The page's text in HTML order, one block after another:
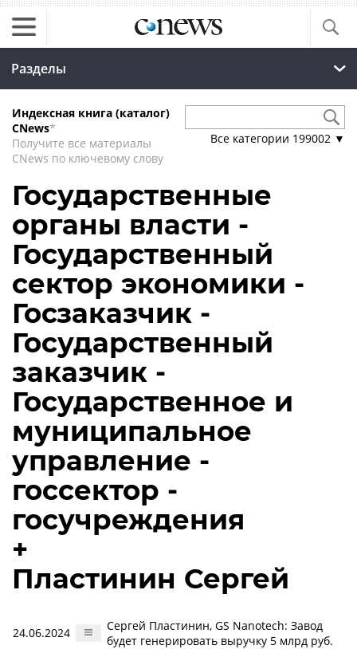
Разделы
Индексная книга (каталог)
CNews*
Получите все материалы
CNews по ключевому слову
Все категории 199002 ▼
Государственные
органы власти -
Государственный
сектор экономики -
Госзаказчик -
Государственный
заказчик -
Государственное и
муниципальное
управление -
госсектор -
госучреждения
+
Пластинин Сергей
24.06.2024
Сергей Пластинин, GS Nanotech: Завод
будет генерировать выручку 5 млрд руб.